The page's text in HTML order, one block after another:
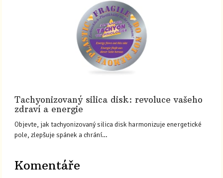
Tachyonizovaný silica disk: revoluce vašeho
zdraví a energie
Objevte, jak tachyonizovaný silica disk harmonizuje energetické
pole, zlepšuje spánek a chrání…
Komentáře